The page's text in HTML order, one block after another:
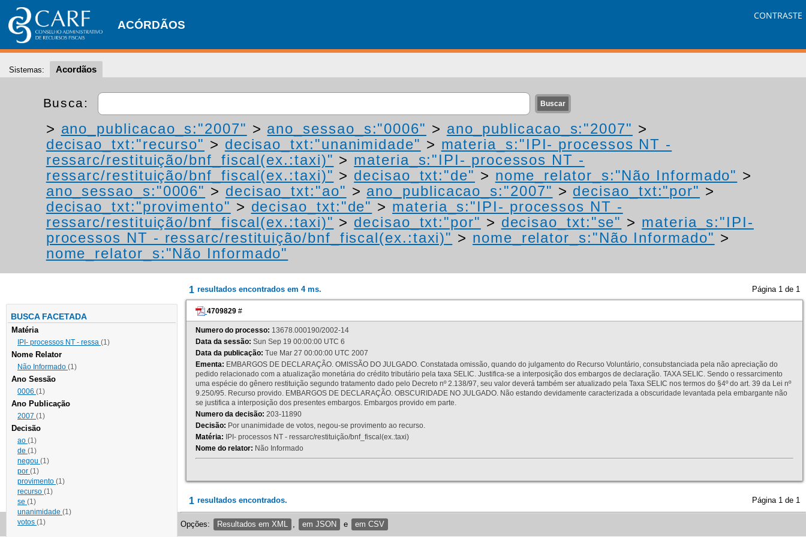
ACÓRDÃOS
CONTRASTE
Sistemas: Acordãos
Busca:
> ano_publicacao_s:"2007" > ano_sessao_s:"0006" > ano_publicacao_s:"2007" >
decisao_txt:"recurso" > decisao_txt:"unanimidade" > materia_s:"IPI- processos NT -
ressarc/restituição/bnf_fiscal(ex.:taxi)" > materia_s:"IPI- processos NT -
ressarc/restituição/bnf_fiscal(ex.:taxi)" > decisao_txt:"de" > nome_relator_s:"Não Informado" >
ano_sessao_s:"0006" > decisao_txt:"ao" > ano_publicacao_s:"2007" > decisao_txt:"por" >
decisao_txt:"provimento" > decisao_txt:"de" > materia_s:"IPI- processos NT -
ressarc/restituição/bnf_fiscal(ex.:taxi)" > decisao_txt:"por" > decisao_txt:"se" > materia_s:"IPI-
processos NT - ressarc/restituição/bnf_fiscal(ex.:taxi)" > nome_relator_s:"Não Informado" >
nome_relator_s:"Não Informado"
BUSCA FACETADA
Matéria
IPI- processos NT - ressa (1)
Nome Relator
Não Informado (1)
Ano Sessão
0006 (1)
Ano Publicação
2007 (1)
Decisão
ao (1)
de (1)
negou (1)
por (1)
provimento (1)
recurso (1)
se (1)
unanimidade (1)
votos (1)
1 resultados encontrados em 4 ms. Página 1 de 1
4709829 #
Numero do processo: 13678.000190/2002-14
Data da sessão: Sun Sep 19 00:00:00 UTC 6
Data da publicação: Tue Mar 27 00:00:00 UTC 2007
Ementa: EMBARGOS DE DECLARAÇÃO. OMISSÃO DO JULGADO. Constatada omissão, quando do julgamento do Recurso Voluntário, consubstanciada pela não apreciação do
pedido relacionado com a atualização monetária do crédito tributário pela taxa SELIC. Justifica-se a interposição dos embargos de declaração. TAXA SELIC. Sendo o ressarcimento
uma espécie do gênero restituição segundo tratamento dado pelo Decreto nº 2.138/97, seu valor deverá também ser atualizado pela Taxa SELIC nos termos do §4º do art. 39 da Lei nº
9.250/95. Recurso provido. EMBARGOS DE DECLARAÇÃO. OBSCURIDADE NO JULGADO. Não estando devidamente caracterizada a obscuridade levantada pela embargante não
se justifica a interposição dos presentes embargos. Embargos provido em parte.
Numero da decisão: 203-11890
Decisão: Por unanimidade de votos, negou-se provimento ao recurso.
Matéria: IPI- processos NT - ressarc/restituição/bnf_fiscal(ex.:taxi)
Nome do relator: Não Informado
1 resultados encontrados. Página 1 de 1
Opções: Resultados em XML em JSON e em CSV